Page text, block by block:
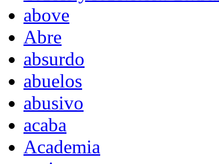
above
Abre
absurdo
abuelos
abusivo
acaba
Academia